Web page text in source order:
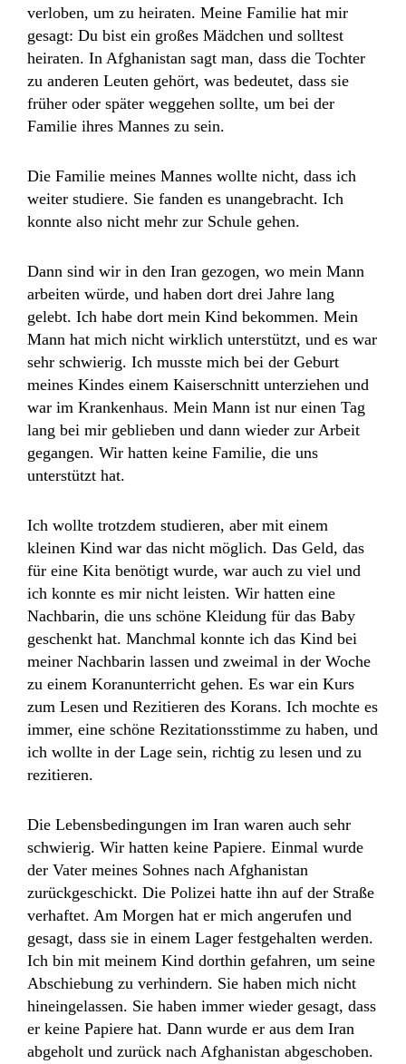
verloben, um zu heiraten. Meine Familie hat mir
gesagt: Du bist ein großes Mädchen und solltest
heiraten. In Afghanistan sagt man, dass die Tochter
zu anderen Leuten gehört, was bedeutet, dass sie
früher oder später weggehen sollte, um bei der
Familie ihres Mannes zu sein.
Die Familie meines Mannes wollte nicht, dass ich
weiter studiere. Sie fanden es unangebracht. Ich
konnte also nicht mehr zur Schule gehen.
Dann sind wir in den Iran gezogen, wo mein Mann
arbeiten würde, und haben dort drei Jahre lang
gelebt. Ich habe dort mein Kind bekommen. Mein
Mann hat mich nicht wirklich unterstützt, und es war
sehr schwierig. Ich musste mich bei der Geburt
meines Kindes einem Kaiserschnitt unterziehen und
war im Krankenhaus. Mein Mann ist nur einen Tag
lang bei mir geblieben und dann wieder zur Arbeit
gegangen. Wir hatten keine Familie, die uns
unterstützt hat.
Ich wollte trotzdem studieren, aber mit einem
kleinen Kind war das nicht möglich. Das Geld, das
für eine Kita benötigt wurde, war auch zu viel und
ich konnte es mir nicht leisten. Wir hatten eine
Nachbarin, die uns schöne Kleidung für das Baby
geschenkt hat. Manchmal konnte ich das Kind bei
meiner Nachbarin lassen und zweimal in der Woche
zu einem Koranunterricht gehen. Es war ein Kurs
zum Lesen und Rezitieren des Korans. Ich mochte es
immer, eine schöne Rezitationsstimme zu haben, und
ich wollte in der Lage sein, richtig zu lesen und zu
rezitieren.
Die Lebensbedingungen im Iran waren auch sehr
schwierig. Wir hatten keine Papiere. Einmal wurde
der Vater meines Sohnes nach Afghanistan
zurückgeschickt. Die Polizei hatte ihn auf der Straße
verhaftet. Am Morgen hat er mich angerufen und
gesagt, dass sie in einem Lager festgehalten werden.
Ich bin mit meinem Kind dorthin gefahren, um seine
Abschiebung zu verhindern. Sie haben mich nicht
hineingelassen. Sie haben immer wieder gesagt, dass
er keine Papiere hat. Dann wurde er aus dem Iran
abgeholt und zurück nach Afghanistan abgeschoben.